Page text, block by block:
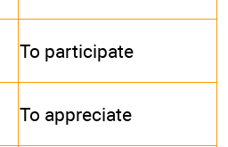
To participate
To appreciate